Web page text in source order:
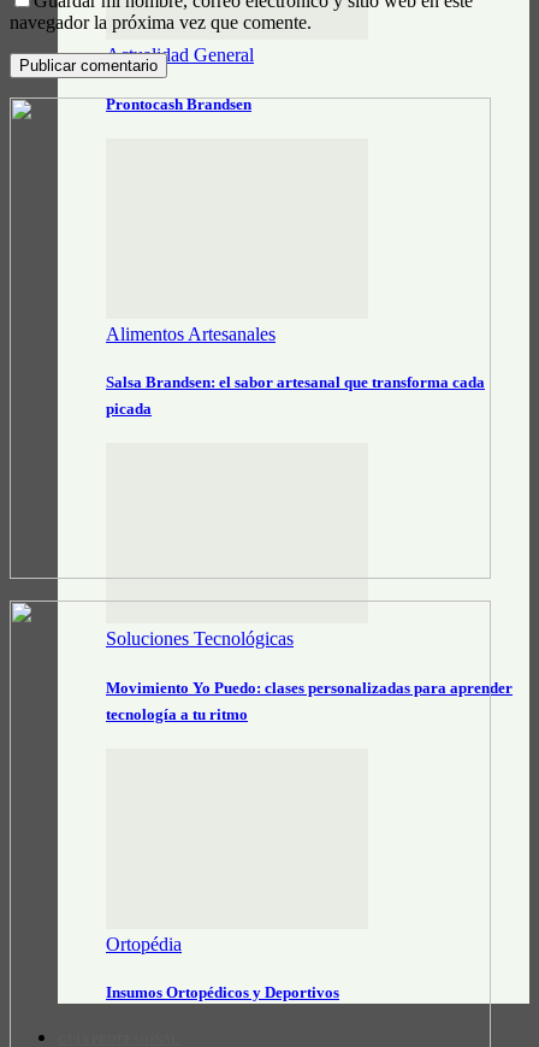
Actualidad General
Prontocash Brandsen
Alimentos Artesanales
Salsa Brandsen: el sabor artesanal que transforma cada
picada
Soluciones Tecnológicas
Movimiento Yo Puedo: clases personalizadas para aprender
tecnología a tu ritmo
Ortopédia
Insumos Ortopédicos y Deportivos
navegador la próxima vez que comente.